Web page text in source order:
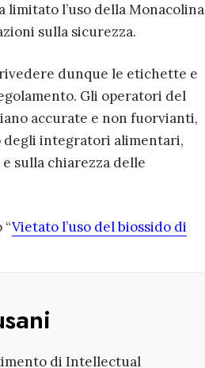
limitato l’uso della Monacolina
sulla sicurezza.
dunque le etichette e
Gli operatori del
accurate e non fuorvianti,
degli integratori alimentari,
sulla chiarezza delle
Vietato l’uso del biossido di
di Intellectual